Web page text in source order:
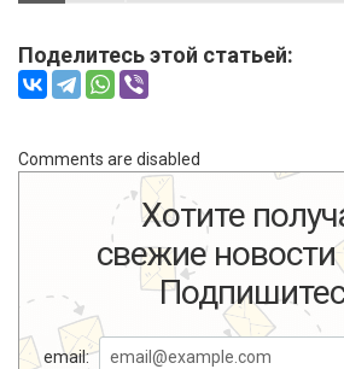
Поделитесь этой статьей:
Comments are disabled
Хотите
свежие новости
email: